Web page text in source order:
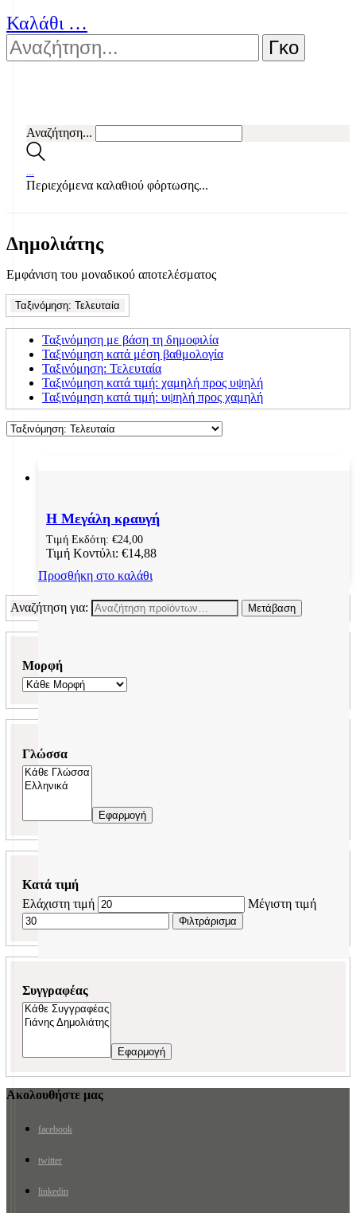
Καλάθι …
Αναζήτηση...
Περιεχόμενα καλαθιού φόρτωσης...
Δημολιάτης
Εμφάνιση του μοναδικού αποτελέσματος
Ταξινόμηση: Τελευταία
Ταξινόμηση με βάση τη δημοφιλία
Ταξινόμηση κατά μέση βαθμολογία
Ταξινόμηση: Τελευταία
Ταξινόμηση κατά τιμή: χαμηλή προς υψηλή
Ταξινόμηση κατά τιμή: υψηλή προς χαμηλή
Η Μεγάλη κραυγή
Τιμή Εκδότη: €24,00
Τιμή Κοντύλι: €14,88
Προσθήκη στο καλάθι
Αναζήτηση για: Μετάβαση
Μορφή
Γλώσσα
Εφαρμογή
Κατά τιμή
Ελάχιστη τιμή
Μέγιστη τιμή
Φιλτράρισμα
Συγγραφέας
Εφαρμογή
Ακολουθήστε μας
facebook
twitter
linkedin